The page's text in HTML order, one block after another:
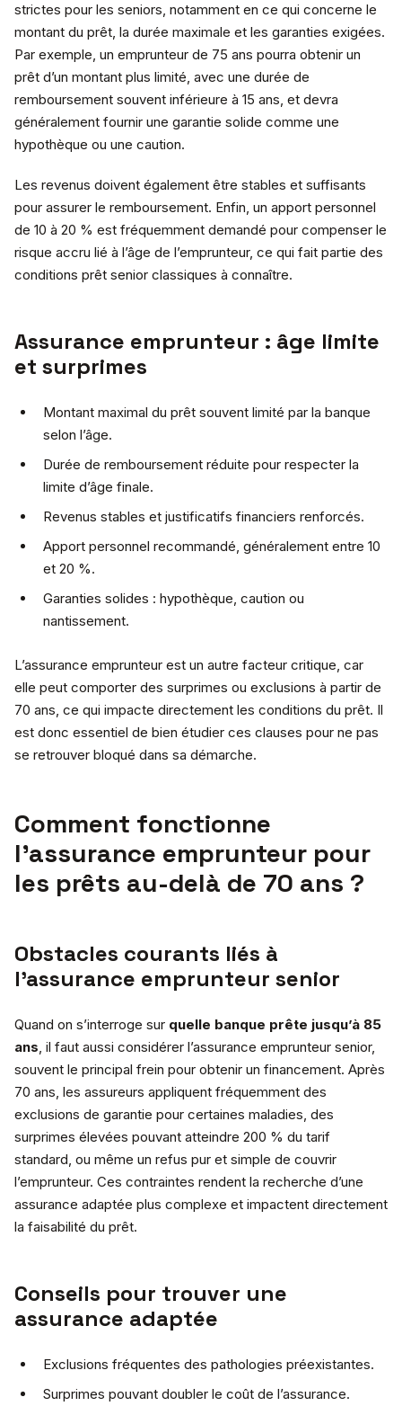
strictes pour les seniors, notamment en ce qui concerne le
montant du prêt, la durée maximale et les garanties exigées.
Par exemple, un emprunteur de 75 ans pourra obtenir un
prêt d’un montant plus limité, avec une durée de
remboursement souvent inférieure à 15 ans, et devra
généralement fournir une garantie solide comme une
hypothèque ou une caution.
Les revenus doivent également être stables et suffisants
pour assurer le remboursement. Enfin, un apport personnel
de 10 à 20 % est fréquemment demandé pour compenser le
risque accru lié à l’âge de l’emprunteur, ce qui fait partie des
conditions prêt senior classiques à connaître.
Assurance emprunteur : âge limite
et surprimes
Montant maximal du prêt souvent limité par la banque
selon l’âge.
Durée de remboursement réduite pour respecter la
limite d’âge finale.
Revenus stables et justificatifs financiers renforcés.
Apport personnel recommandé, généralement entre 10
et 20 %.
Garanties solides : hypothèque, caution ou
nantissement.
L’assurance emprunteur est un autre facteur critique, car
elle peut comporter des surprimes ou exclusions à partir de
70 ans, ce qui impacte directement les conditions du prêt. Il
est donc essentiel de bien étudier ces clauses pour ne pas
se retrouver bloqué dans sa démarche.
Comment fonctionne
l’assurance emprunteur pour
les prêts au-delà de 70 ans ?
Obstacles courants liés à
l’assurance emprunteur senior
Quand on s’interroge sur quelle banque prête jusqu’à 85
ans, il faut aussi considérer l’assurance emprunteur senior,
souvent le principal frein pour obtenir un financement. Après
70 ans, les assureurs appliquent fréquemment des
exclusions de garantie pour certaines maladies, des
surprimes élevées pouvant atteindre 200 % du tarif
standard, ou même un refus pur et simple de couvrir
l’emprunteur. Ces contraintes rendent la recherche d’une
assurance adaptée plus complexe et impactent directement
la faisabilité du prêt.
Conseils pour trouver une
assurance adaptée
Exclusions fréquentes des pathologies préexistantes.
Surprimes pouvant doubler le coût de l’assurance.